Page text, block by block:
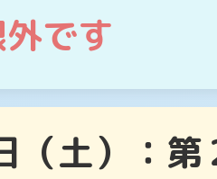
です
（土）：